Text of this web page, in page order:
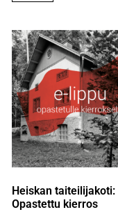
Heiskan taiteilijakoti:
Opastettu kierros